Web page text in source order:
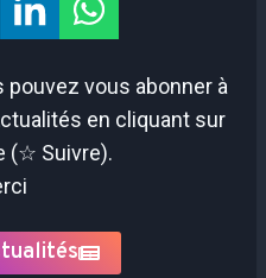
pouvez vous abonner à
en cliquant sur
(☆ Suivre).